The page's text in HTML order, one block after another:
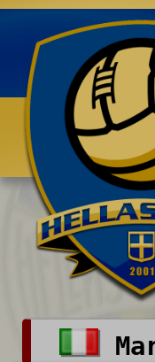
Benvenuti su